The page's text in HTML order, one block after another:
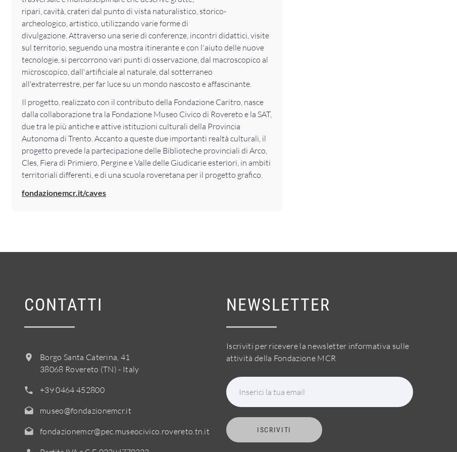
ripari, cavità, crateri dal punto di vista naturalistico, storico-
archeologico, artistico, utilizzando varie forme di
divulgazione. Attraverso una serie di conferenze, incontri didattici, visite
sul territorio, seguendo una mostra itinerante e con l'aiuto delle nuove
tecnologie, si percorrono vari punti di osservazione, dal macroscopico al
microscopico, dall'artificiale al naturale, dal sotterraneo
all'extraterrestre, per far luce su un mondo nascosto e affascinante.
Il progetto, realizzato con il contributo della Fondazione Caritro, nasce
dalla collaborazione tra la Fondazione Museo Civico di Rovereto e la SAT,
due tra le più antiche e attive istituzioni culturali della Provincia
Autonoma di Trento. Accanto a queste due importanti realtà culturali, il
progetto prevede la partecipazione delle Biblioteche provinciali di Arco,
Cles, Fiera di Primiero, Pergine e Valle delle Giudicarie esteriori, in ambiti
territoriali differenti, e di una scuola roveretana per il progetto grafico.
fondazionemcr.it/caves
CONTATTI
Borgo Santa Caterina, 41
38068 Rovereto (TN) - Italy
+39 0464 452800
museo@fondazionemcr.it
fondazionemcr@pec.museocivico.rovereto.tn.it
NEWSLETTER
Iscriviti per ricevere la newsletter informativa sulle
attività della Fondazione MCR
Inserici la tua email
ISCRIVITI